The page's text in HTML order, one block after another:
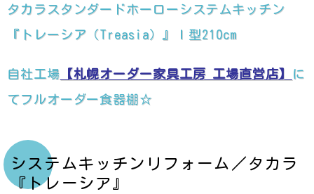
タカラスタンダードホーローシステムキッチン
『トレーシア（Treasia）』Ｉ型210cm
自社工場 【札幌オーダー家具工房 工場直営店】
に
てフルオーダー食器棚☆
システムキッチンリフォーム／タカラ
『トレーシア』